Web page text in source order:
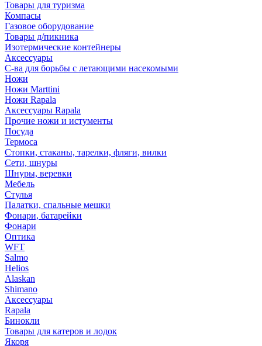
Товары для туризма
Компасы
Газовое оборудование
Товары д/пикника
Изотермические контейнеры
Аксессуары
С-ва для борьбы с летающими насекомыми
Ножи
Ножи Marttini
Ножи Rapala
Аксессуары Rapala
Прочие ножи и истументы
Посуда
Термоса
Стопки, стаканы, тарелки, фляги, вилки
Сети, шнуры
Шнуры, веревки
Мебель
Стулья
Палатки, спальные мешки
Фонари, батарейки
Фонари
Оптика
WFT
Salmo
Helios
Alaskan
Shimano
Аксессуары
Rapala
Бинокли
Товары для катеров и лодок
Якоря